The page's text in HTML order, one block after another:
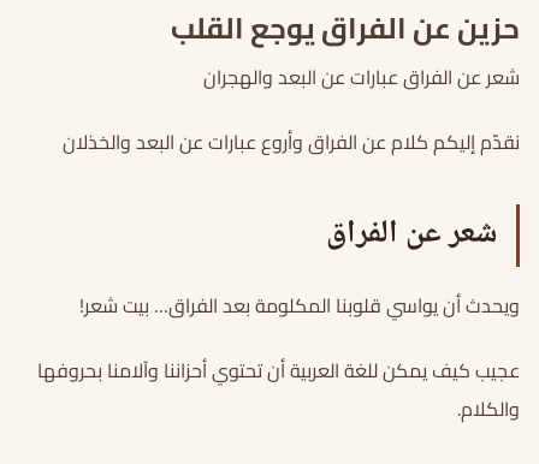
حزين عن الفراق يوجع القلب
شعر عن الفراق عبارات عن البعد والهجران
نقدّم إليكم كلام عن الفراق وأروع عبارات عن البعد والخذلان
شعر عن الفراق
ويحدث أن يواسي قلوبنا المكلومة بعد الفراق… بيت شعر!
عجيب كيف يمكن للغة العربية أن تحتوي أحزاننا وآلامنا بحروفها
والكلام.